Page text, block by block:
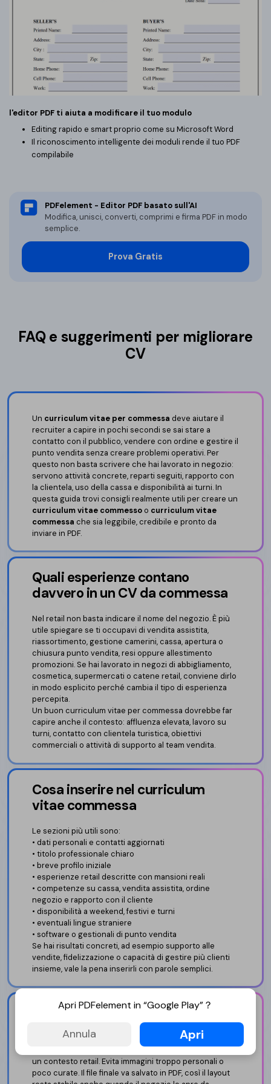
Chat con documento
AI Image Generator
Tutte Le Funzionalità
PDFelement per Android
Tutorial Video
Support
Aggiornamenti
l'editor PDF ti aiuta a modificare il tuo modulo
Editing rapido e smart proprio come su Microsoft Word
Il riconoscimento intelligente dei moduli rende il tuo PDF
compilabile
PDFelement - Editor PDF basato sull'AI
Modifica, unisci, converti, comprimi e firma PDF in modo
semplice.
Prova Gratis
FAQ e suggerimenti per migliorare
CV
Un curriculum vitae per commessa deve aiutare il
recruiter a capire in pochi secondi se sai stare a
contatto con il pubblico, vendere con ordine e gestire il
punto vendita senza creare problemi operativi. Per
questo non basta scrivere che hai lavorato in negozio:
servono attività concrete, reparti seguiti, rapporto con
la clientela, uso della cassa e disponibilità ai turni. In
questa guida trovi consigli realmente utili per creare un
curriculum vitae commesso o curriculum vitae
commessa che sia leggibile, credibile e pronto da
inviare in PDF.
Quali esperienze contano
davvero in un CV da commessa
Nel retail non basta indicare il nome del negozio. È più
utile spiegare se ti occupavi di vendita assistita,
riassortimento, gestione camerini, cassa, apertura o
chiusura punto vendita, resi oppure allestimento
promozioni. Se hai lavorato in negozi di abbigliamento,
cosmetica, supermercati o catene retail, conviene dirlo
in modo esplicito perché cambia il tipo di esperienza
percepita.
Un buon curriculum vitae per commessa dovrebbe far
capire anche il contesto: affluenza elevata, lavoro su
turni, contatto con clientela turistica, obiettivi
commerciali o attività di supporto al team vendita.
Cosa inserire nel curriculum
vitae commessa
Le sezioni più utili sono:
• dati personali e contatti aggiornati
• titolo professionale chiaro
• breve profilo iniziale
• esperienze retail descritte con mansioni reali
• competenze su cassa, vendita assistita, ordine
negozio e rapporto con il cliente
• disponibilità a weekend, festivi e turni
• eventuali lingue straniere
• software o gestionali di punto vendita
Se hai risultati concreti, ad esempio supporto alle
vendite, fidelizzazione o capacità di gestire più clienti
insieme, vale la pena inserirli con parole semplici.
Foto, PDF e dettagli pratici
La foto non è obbligatoria, ma nel mercato italiano può
essere usata se è professionale, neutra e coerente con
un contesto retail. Evita immagini troppo personali o
poco curate. Il file finale va salvato in PDF, così il layout
Apri PDFelement in “Google Play”？
Annula Apri